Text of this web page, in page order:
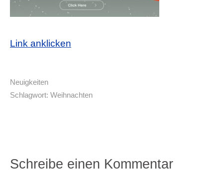
Link anklicken
Neuigkeiten
Schlagwort: Weihnachten
Schreibe einen Kommentar